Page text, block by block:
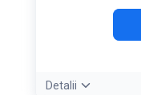
Detalii